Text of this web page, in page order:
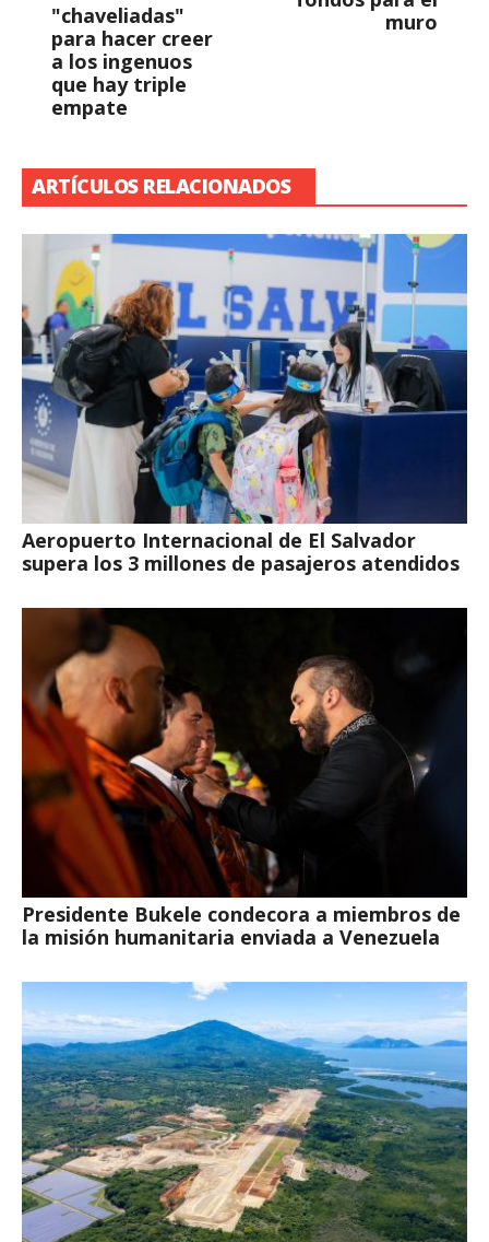
"chaveliadas"
para hacer creer
a los ingenuos
que hay triple
empate
muro
ARTÍCULOS RELACIONADOS
Aeropuerto Internacional de El Salvador
supera los 3 millones de pasajeros atendidos
Presidente Bukele condecora a miembros de
la misión humanitaria enviada a Venezuela